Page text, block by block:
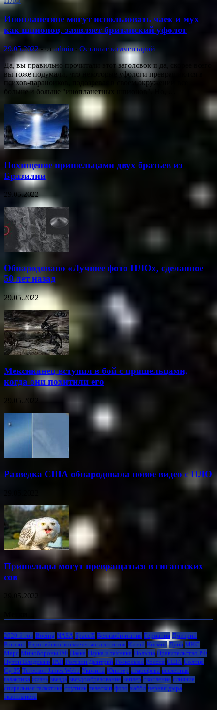
Инопланетяне могут использовать чаек и мух
как шпионов, заявляет британский уфолог
29.05.2022-отadmin - Оставьте комментарий
Да, вы правильно прочитали этот заголовок и да, скорее всего
вы тоже подумали, что некоторые уфологи превращаются в
психов-параноиков, подозревая в своем окружении все
больше и больше "инопланетных шпионов". Но, …
Похищение пришельцами двух братьев из
Бразилии
29.05.2022
Обнародовано «Лучшее фото НЛО», сделанное
50 лет назад
29.05.2022
Мексиканец вступил в бой с пришельцами,
когда они похитили его
29.05.2022
Разведка США обнародовала новое видео с НЛО
Пришельцы могут превращаться в гигантских
сов
29.05.2022
2020-й год Boeing NASA SpaceX Великобритания Германия Дмитрий
Рогозин Европейское космическое агентство Китай Космос Луна МКС
Марс Минoбороны РФ Наука Наука и техника Польша Правительство РФ
Путин Владимир РАН Рогозин Дмитрий Роскосмос Россия США Солнце
Су-25 Телескоп James Webb Украина Юпитер атмосфера вселенная
галактика жизнь звезда звездообразование кеплер скопление слияние
спиральная галактика спутник телескоп фото хаббл черная дыра
экзопланета